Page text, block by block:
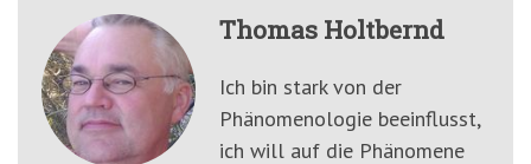
Thomas Holtbernd
Ich bin stark von der
Phänomenologie beeinflusst,
ich will auf die Phänomene